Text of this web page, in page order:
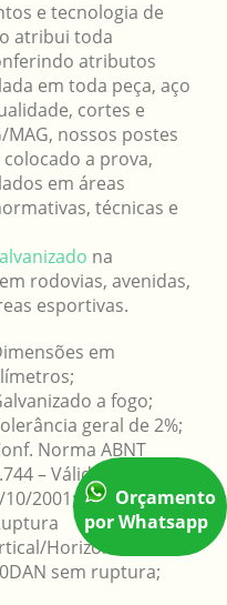
Orçamento
por Whatsapp
e tecnologia de
atribui toda
atributos
em toda peça, aço
cortes e
nossos postes
a prova,
em áreas
técnicas e
na
rodovias, avenidas,
esportivas.
em
a fogo;
geral de 2%;
Norma ABNT
– Válida a partir e
10/2001;
Horizontal
sem ruptura;